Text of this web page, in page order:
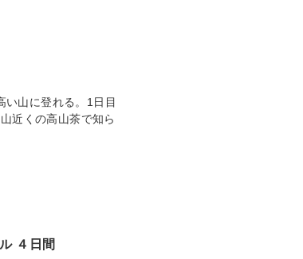
山に登れる。1日目
近くの高山茶で知ら
４日間